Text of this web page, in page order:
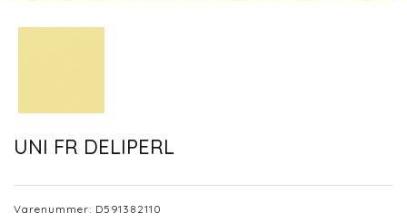
UNI FR DELIPERL
Varenummer: D591382110